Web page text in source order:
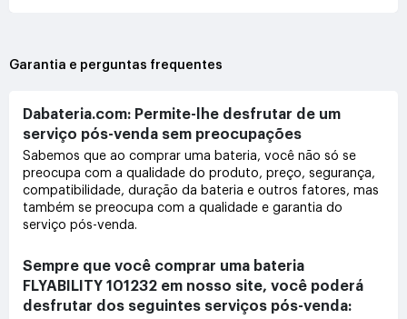
Garantia e perguntas frequentes
Dabateria.com: Permite-lhe desfrutar de um
serviço pós-venda sem preocupações
Sabemos que ao comprar uma bateria, você não só se
preocupa com a qualidade do produto, preço, segurança,
compatibilidade, duração da bateria e outros fatores, mas
também se preocupa com a qualidade e garantia do
serviço pós-venda.
Sempre que você comprar uma bateria
FLYABILITY 101232 em nosso site, você poderá
desfrutar dos seguintes serviços pós-venda: